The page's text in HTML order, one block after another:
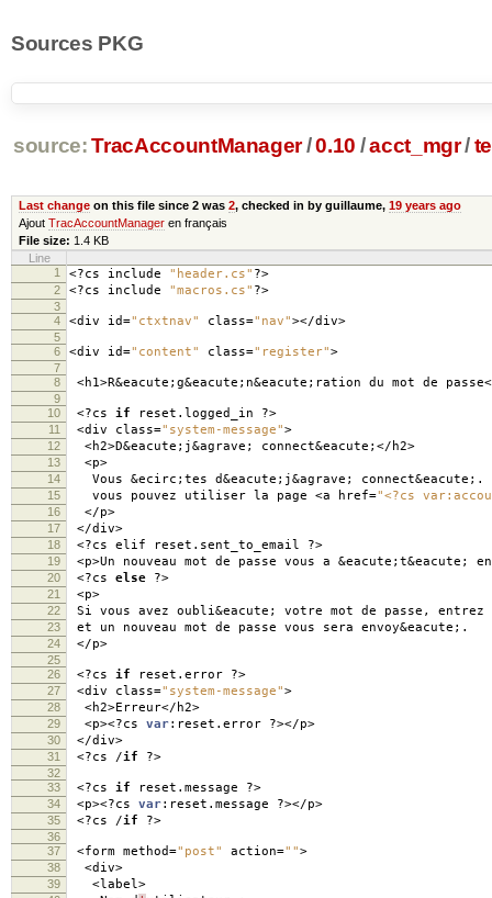
Sources PKG
source: TracAccountManager/0.10 /acct_mgr/
Last changeon this file since 2 was 2, checked in by guillaume, 19 years ago
Ajout TracAccountManageren français
File size: 1.4 KB
Line
1
<?cs include "header.cs" ?>
2 <?cs include "macros.cs" ?>
3
4
<div id="ctxtnav" class="nav"></div>
5
6
<div id="content" class="register">
7
8
<h1>R&eacute ; g&eacute ; n&eacute ; ration du mot de passe
9
10
<?cs if reset . logged_in ?>
11 <div class="system-message">
12 <h2>D&eacute ; j&agrave ; connect&eacute ;</ h2>
13 <p>
14 Vous &ecirc ; tes d&eacute ; j&agrave ; connect&eacute ;.
15 vous pouvez utiliser la page <a href="<?cs
16 </p>
17 </div>
18 <?cs elif reset . sent_to_email ?>
19 <p>Un nouveau mot de passe vous a &eacute ; t&eacute ;
20 <?cs else ?>
21 <p>
22 Si vous avez oubli&eacute ; votre mot de passe , entrez
23 et un nouveau mot de passe vous sera envoy&eacute ;.
24 </p>
25
26
<?cs if reset . error ?>
27 <div class="system-message">
28 <h2>Erreur</ h2>
29 <p><?cs var: reset . error ?></p>
30 </div>
31 <?cs /if ?>
32
33
<?cs if reset . message ?>
34 <p><?cs var: reset . message ?></p>
35 <?cs /if ?>
36
37
<form method="post" action="">
38 <div>
39 <label>